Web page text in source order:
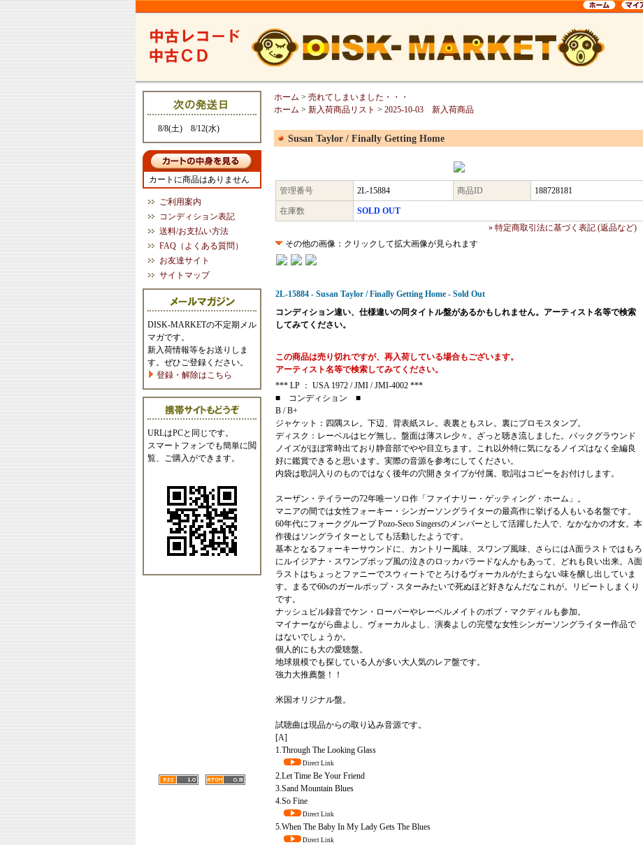
8/8(土) 8/12(水)
カートに商品はありません
ご利用案内
コンディション表記
送料/お支払い方法
FAQ（よくある質問）
お友達サイト
サイトマップ
DISK-MARKETの不定期メル
マガです。
新入荷情報等をお送りしま
す。ぜひご登録ください。
登録・解除はこちら
URLはPCと同じです。
スマートフォンでも簡単に閲
覧、ご購入ができます。
ホーム > 売れてしまいました・・・
ホーム > 新入荷商品リスト > 2025-10-03 新入荷商品
Susan Taylor / Finally Getting Home
管理番号 2L-15884 商品ID 188728181
在庫数
SOLD OUT
» 特定商取引法に基づく表記 (返品など)
その他の画像：クリックして拡大画像が見られます
2L-15884 - Susan Taylor / Finally Getting Home - Sold Out
コンディション違い、仕様違いの同タイトル盤があるかもしれません。アーティスト名等で検索
してみてください。
この商品は売り切れですが、再入荷している場合もございます。
アーティスト名等で検索してみてください。
*** LP ： USA 1972 / JMI / JMI-4002 ***
■ コンディション ■
B / B+
ジャケット：四隅スレ。下辺、背表紙スレ。表裏ともスレ。裏にプロモスタンプ。
ディスク：レーベルはヒゲ無し。盤面は薄スレ少々。ざっと聴き流しました。バックグラウンド
ノイズがほぼ常時出ており静音部でやや目立ちます。これ以外特に気になるノイズはなく全編良
好に鑑賞できると思います。実際の音源を参考にしてください。
内袋は歌詞入りのものではなく後年の穴開きタイプが付属。歌詞はコピーをお付けします。
スーザン・テイラーの72年唯一ソロ作「ファイナリー・ゲッティング・ホーム」。
マニアの間では女性フォーキー・シンガーソングライターの最高作に挙げる人もいる名盤です。
60年代にフォークグループ Pozo-Seco Singersのメンバーとして活躍した人で、なかなかの才女。本
作後はソングライターとしても活動したようです。
基本となるフォーキーサウンドに、カントリー風味、スワンプ風味、さらにはA面ラストではもろ
にルイジアナ・スワンプポップ風の泣きのロッカバラードなんかもあって、どれも良い出来。A面
ラストはちょっとファニーでスウィートでとろけるヴォーカルがたまらない味を醸し出していま
す。まるで60sのガールポップ・スターみたいで死ぬほど好きなんだなこれが。リピートしまくり
です。
ナッシュビル録音でケン・ローバーやレーベルメイトのボブ・マクディルも参加。
マイナーながら曲よし、ヴォーカルよし、演奏よしの完璧な女性シンガーソングライター作品で
はないでしょうか。
個人的にも大の愛聴盤。
地球規模でも探している人が多い大人気のレア盤です。
強力大推薦盤！！
米国オリジナル盤。
試聴曲は現品からの取り込み音源です。
[A]
1.Through The Looking Glass
Direct Link
2.Let Time Be Your Friend
3.Sand Mountain Blues
4.So Fine
Direct Link
5.When The Baby In My Lady Gets The Blues
Direct Link